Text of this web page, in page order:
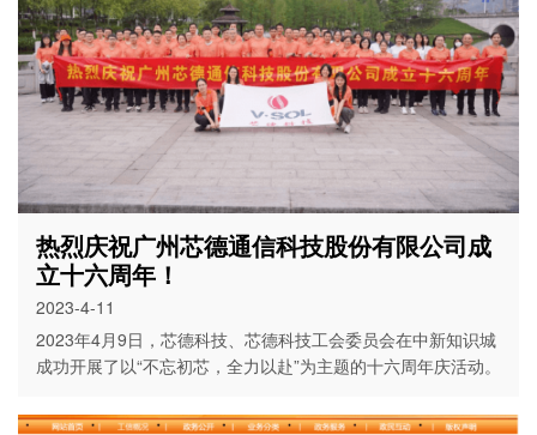
热烈庆祝广州芯德通信科技股份有限公司成
立十六周年！
2023-4-11
2023年4月9日，芯德科技、芯德科技工会委员会在中新知识城
成功开展了以“不忘初芯，全力以赴”为主题的十六周年庆活动。